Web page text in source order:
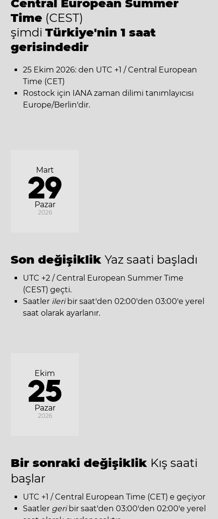
Central European Summer
Time (CEST)
şimdi Türkiye'nin 1 saat
gerisindedir
25 Ekim 2026: den UTC +1 / Central European
Time (CET)
Rostock için IANA zaman dilimi tanımlayıcısı
Europe/Berlin'dir.
Pazar
Mart
29
2026
Son değişiklikYaz saati başladı
UTC +2 / Central European Summer Time
(CEST) geçti.
Saatler ileribir saat'den 02:00'den 03:00'e yerel
saat olarak ayarlanır.
Pazar
Ekim
25
2026
Bir sonraki değişiklik Kış saati
başlar
UTC +1 / Central European Time (CET) e geçiyor
Saatler geribir saat'den 03:00'den 02:00'e yerel